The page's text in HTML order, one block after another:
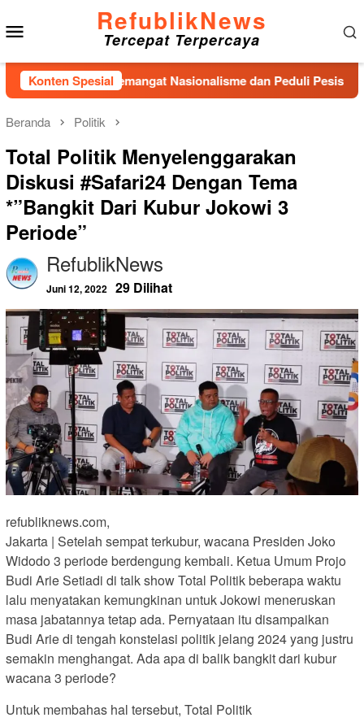
ke
konten
RefublikNews
Tercepat Terpercaya
Konten Spesial
Semangat Nasionalisme dan Peduli Pesisir di Kampung
Beranda Politik
Total Politik Menyelenggarakan
Diskusi #Safari24 Dengan Tema
*”Bangkit Dari Kubur Jokowi 3
Periode”
RefublikNews
Juni 12, 2022 29 Dilihat
refubliknews.com,
Jakarta | Setelah sempat terkubur, wacana Presiden Joko
Widodo 3 periode berdengung kembali. Ketua Umum Projo
Budi Arie Setiadi di talk show Total Politik beberapa waktu
lalu menyatakan kemungkinan untuk Jokowi meneruskan
masa jabatannya tetap ada. Pernyataan itu disampaikan
Budi Arie di tengah konstelasi politik jelang 2024 yang justru
semakin menghangat. Ada apa di balik bangkit dari kubur
wacana 3 periode?
Untuk membahas hal tersebut, Total Politik